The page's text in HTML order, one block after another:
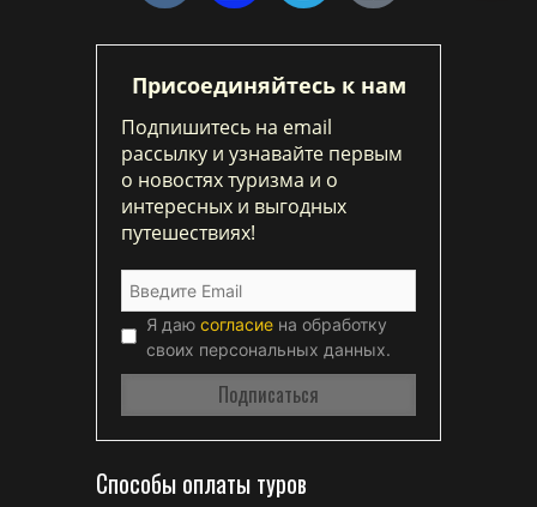
Присоединяйтесь к нам
Подпишитесь на email
рассылку и узнавайте первым
о новостях туризма и о
интересных и выгодных
путешествиях!
Я даю согласие на обработку
своих персональных данных.
Способы оплаты туров